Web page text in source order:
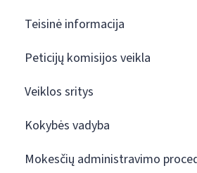
Teisinė informacija
Peticijų komisijos veikla
Veiklos sritys
Kokybės vadyba
Mokesčių administravimo